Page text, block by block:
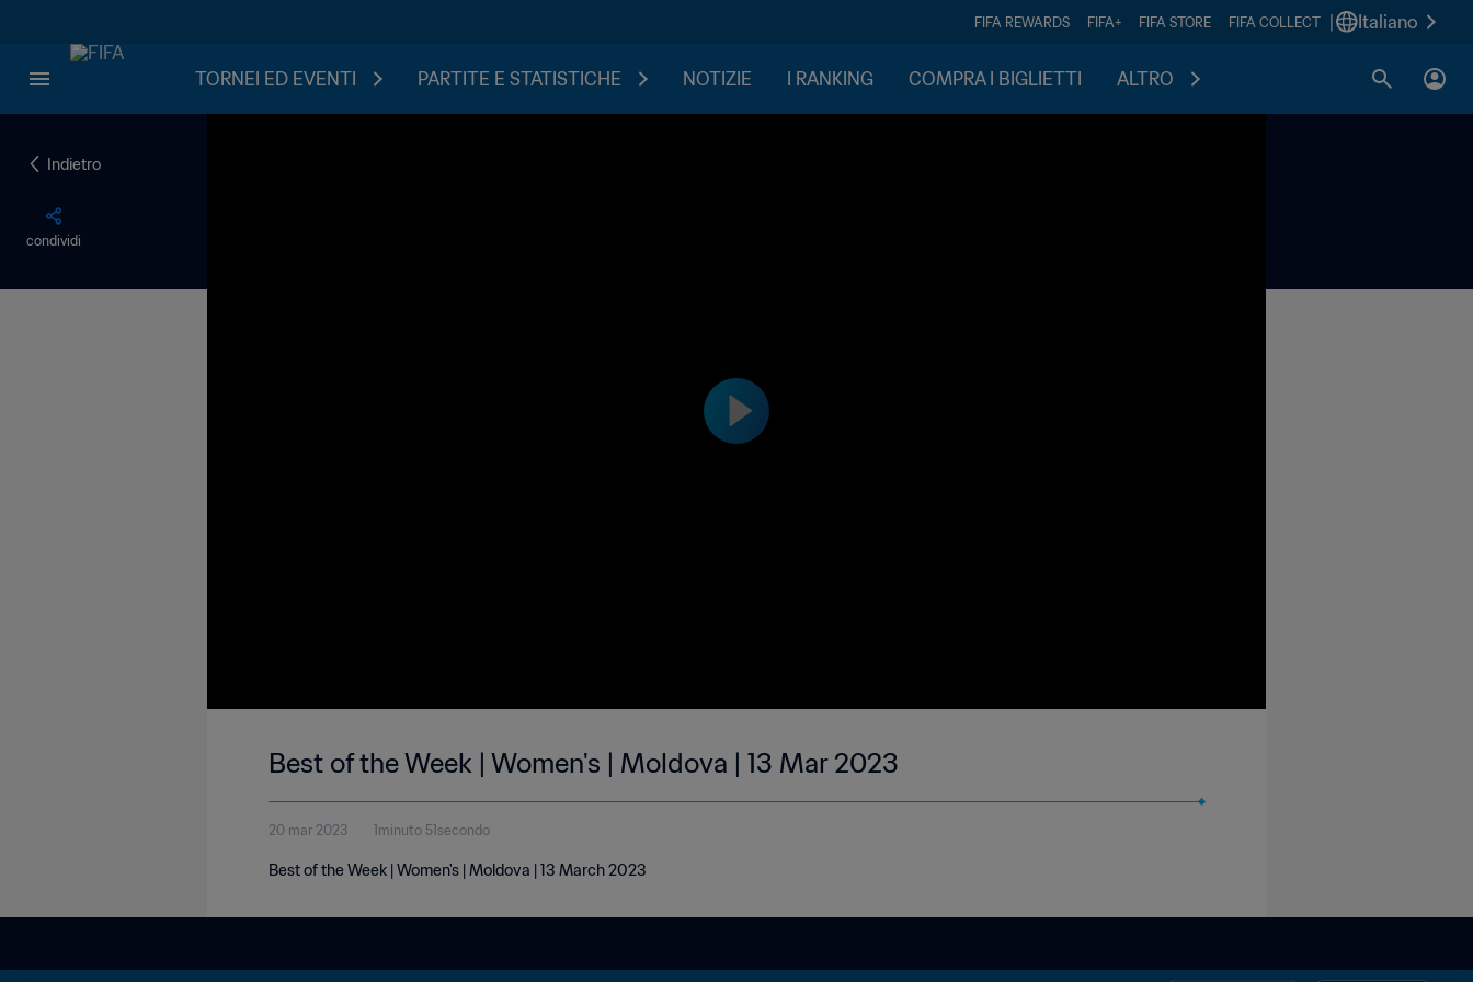
FIFA REWARDS FIFA+ FIFA STORE FIFA COLLECT Italiano
TORNEI ED EVENTI PARTITE E STATISTICHE NOTIZIE I RANKING COMPRA I BIGLIETTI ALTRO
Indietro
condividi
Best of the Week | Women's | Moldova | 13 Mar 2023
20 mar 2023 1minuto 51secondo
Best of the Week | Women's | Moldova | 13 March 2023